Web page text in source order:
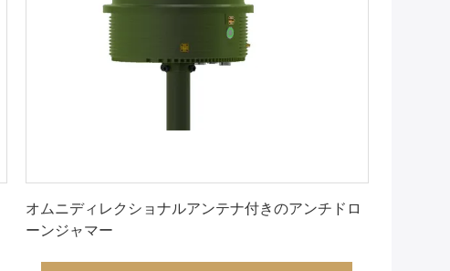
オムニディレクショナルアンテナ付きのアンチドロ
ーンジャマー